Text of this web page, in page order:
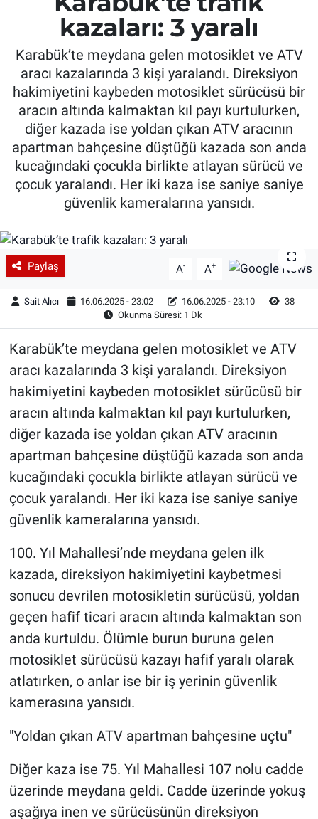
kazaları: 3 yaralı
Karabük’te meydana gelen motosiklet ve ATV
aracı kazalarında 3 kişi yaralandı. Direksiyon
hakimiyetini kaybeden motosiklet sürücüsü bir
aracın altında kalmaktan kıl payı kurtulurken,
diğer kazada ise yoldan çıkan ATV aracının
apartman bahçesine düştüğü kazada son anda
kucağındaki çocukla birlikte atlayan sürücü ve
çocuk yaralandı. Her iki kaza ise saniye saniye
güvenlik kameralarına yansıdı.
Paylaş A- A+
Sait Alıcı 16.06.2025 - 23:02 16.06.2025 - 23:10
38
Okunma Süresi: 1 Dk
Karabük’te meydana gelen motosiklet ve ATV
aracı kazalarında 3 kişi yaralandı. Direksiyon
hakimiyetini kaybeden motosiklet sürücüsü bir
aracın altında kalmaktan kıl payı kurtulurken,
diğer kazada ise yoldan çıkan ATV aracının
apartman bahçesine düştüğü kazada son anda
kucağındaki çocukla birlikte atlayan sürücü ve
çocuk yaralandı. Her iki kaza ise saniye saniye
güvenlik kameralarına yansıdı.
100. Yıl Mahallesi’nde meydana gelen ilk
kazada, direksiyon hakimiyetini kaybetmesi
sonucu devrilen motosikletin sürücüsü, yoldan
geçen hafif ticari aracın altında kalmaktan son
anda kurtuldu. Ölümle burun buruna gelen
motosiklet sürücüsü kazayı hafif yaralı olarak
atlatırken, o anlar ise bir iş yerinin güvenlik
kamerasına yansıdı.
"Yoldan çıkan ATV apartman bahçesine uçtu"
Diğer kaza ise 75. Yıl Mahallesi 107 nolu cadde
üzerinde meydana geldi. Cadde üzerinde yokuş
aşağıya inen ve sürücüsünün direksiyon